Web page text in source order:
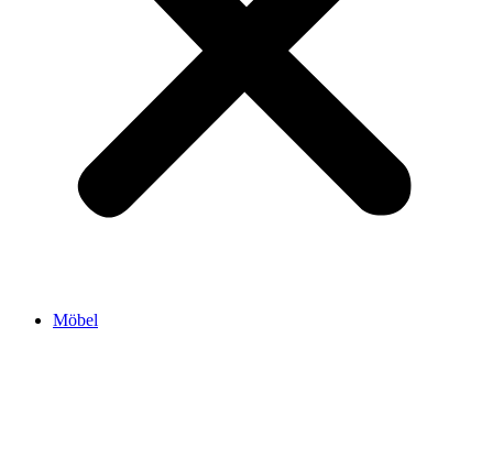
Möbel